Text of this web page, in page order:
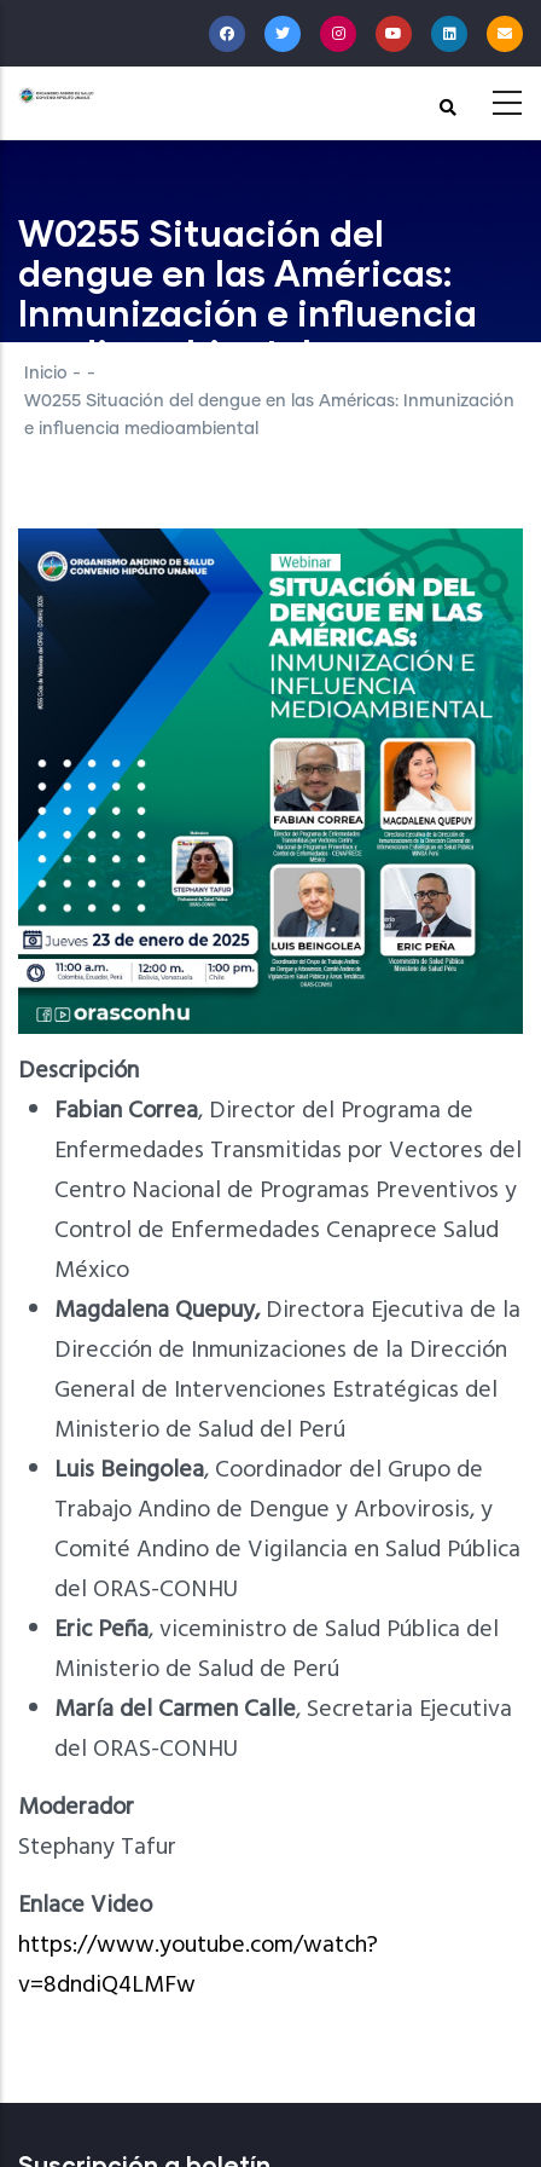
al
contenido
principal
W0255 Situación del
dengue en las Américas:
Inmunización e influencia
medioambiental
Inicio - -
W0255 Situación del dengue en las Américas: Inmunización
e influencia medioambiental
Descripción
Fabian Correa, Director del Programa de
Enfermedades Transmitidas por Vectores del
Centro Nacional de Programas Preventivos y
Control de Enfermedades Cenaprece Salud
México
Magdalena Quepuy,Directora Ejecutiva de la
Dirección de Inmunizaciones de la Dirección
General de Intervenciones Estratégicas del
Ministerio de Salud del Perú
Luis Beingolea, Coordinador del Grupo de
Trabajo Andino de Dengue y Arbovirosis, y
Comité Andino de Vigilancia en Salud Pública
del ORAS-CONHU
Eric Peña, viceministro de Salud Pública del
Ministerio de Salud de Perú
María del Carmen Calle, Secretaria Ejecutiva
del ORAS-CONHU
Moderador
Stephany Tafur
Enlace Video
https://www.youtube.com/watch?
v=8dndiQ4LMFw